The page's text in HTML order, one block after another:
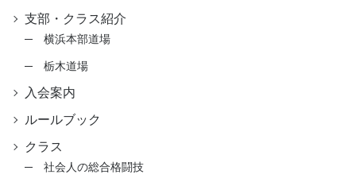
支部・クラス紹介
横浜本部道場
栃木道場
入会案内
ルールブック
クラス
社会人の総合格闘技